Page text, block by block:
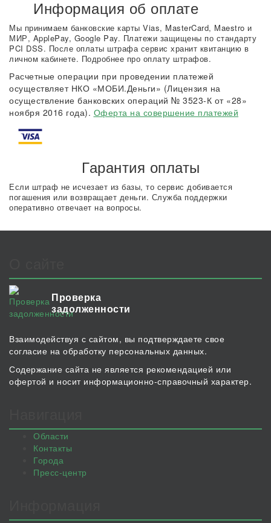
Информация об оплате
Мы принимаем банковские карты Vias, MasterCard, Maestro и
МИР, ApplePay, Google Pay. Платежи защищены по стандарту
PCI DSS. После оплаты штрафа сервис хранит квитанцию в
личном кабинете. Подробнее про оплату штрафов.
Расчетные операции при проведении платежей
осуществляет НКО «МОБИ.Деньги» (Лицензия на
осуществление банковских операций № 3523-К от «28»
ноября 2016 года). Оферта на совершение платежей
Гарантия оплаты
Если штраф не исчезает из базы, то сервис добивается
погашения или возвращает деньги. Служба поддержки
оперативно отвечает на вопросы.
Проверка
задолженности
Взаимодействуя с сайтом, вы подтверждаете свое
согласие на обработку персональных данных.
Содержание сайта не является рекомендацией или
офертой и носит информационно-справочный характер.
Области
Контакты
Города
Пресс-центр